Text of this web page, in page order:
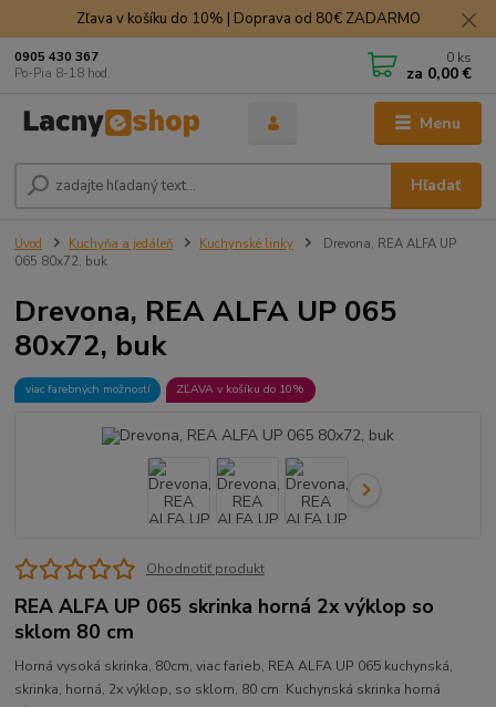
Zľava v košíku do 10% | Doprava od 80€ ZADARMO
Menu
Hľadať
0905 430 367
Po-Pia 8-18 hod.
0 ks
za 0,00 €
Úvod Kuchyňa a jedáleň Kuchynské linky
Drevona, REA ALFA UP
065 80x72, buk
Drevona, REA ALFA UP 065
80x72, buk
viac farebných možností ZĽAVA v košíku do 10%
Ohodnotiť produkt
REA ALFA UP 065 skrinka horná 2x výklop so
sklom 80 cm
Horná vysoká skrinka, 80cm, viac farieb, REA ALFA UP 065 kuchynská,
skrinka, horná, 2x výklop, so sklom, 80 cm Kuchynská skrinka horná